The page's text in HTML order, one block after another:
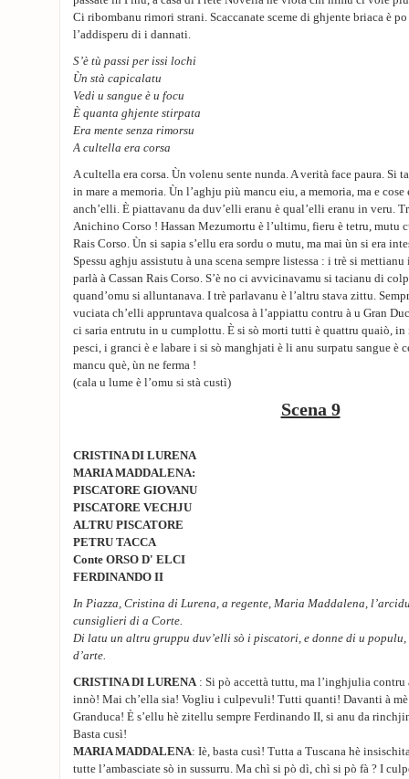
Ci ribombanu rimori strani. Scaccanate sceme di ghjente briaca è
l’addisperu di i dannati.
S’è tù passi per issi lochi
Ùn stà capicalatu
Vedi u sangue è u focu
È quanta ghjente stirpata
Era mente senza rimorsu
A cultella era corsa
A cultella era corsa. Ùn volenu sente nunda. A verità face paura. Si
in mare a memoria. Ùn l’aghju più mancu eiu, a memoria, ma e cose
anch’elli. È piattavanu da duv’elli eranu è qual’elli eranu in veru.
Anichino Corso ! Hassan Mezumortu è l’ultimu, fieru è tetru, mutu
Rais Corso. Ùn si sapia s’ellu era sordu o mutu, ma mai ùn si era
Spessu aghju assistutu à una scena sempre listessa : i trè si
parlà à Cassan Rais Corso. S’è no ci avvicinavamu si tacianu di
quand’omu si alluntanava. I trè parlavanu è l’altru stava zittu.
vuciata ch’elli appruntava qualcosa à l’appiattu contru à u Gran
ci saria entrutu in u cumplottu. È si sò morti tutti è quattru quaiò,
pesci, i granci è e labare i si sò manghjati è li anu surpatu sangue è
mancu què, ùn ne ferma !
(cala u lume è l’omu si stà custì)
Scena 9
CRISTINA DI LURENA
MARIA MADDALENA:
PISCATORE GIOVANU
PISCATORE VECHJU
ALTRU PISCATORE
PETRU TACCA
Conte ORSO D' ELCI
FERDINANDO II
In Piazza, Cristina di Lurena, a regente, Maria Maddalena,
cunsiglieri di a Corte.
Di latu un altru gruppu duv’elli sò i piscatori, e donne di u
d’arte.
CRISTINA DI LURENA : Si pò accettà tuttu, ma l’inghjulia contru
innò! Mai ch’ella sia! Vogliu i culpevuli! Tutti quanti! Davanti à
Granduca! È s’ellu hè zitellu sempre Ferdinando II, si anu da
Basta cusì!
MARIA MADDALENA: Iè, basta cusì! Tutta a Tuscana hè
tutte l’ambasciate sò in sussurru. Ma chì si pò dì, chì si pò fà ? I